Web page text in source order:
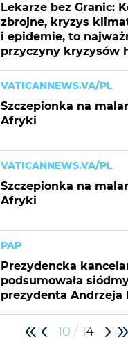
Lekarze bez Granic:
zbrojne, kryzys
i epidemie, to
przyczyny kryzysów
VATICANNEWS.VA/PL
Szczepionka na
Afryki
VATICANNEWS.VA/PL
Szczepionka na
Afryki
PAP
Prezydencka
podsumowała
prezydenta Andrzeja
10 / 14